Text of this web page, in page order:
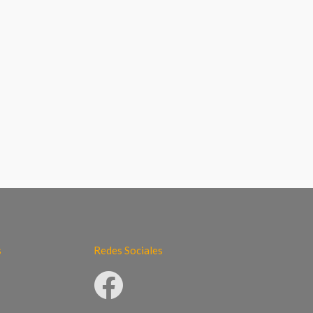
Redes Sociales